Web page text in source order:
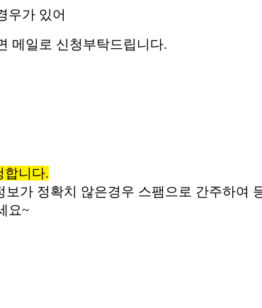
우가 있어
메일로 신청부탁드립니다.
합니다.
보가 정확치 않은경우 스팸으로 간주하여
요~